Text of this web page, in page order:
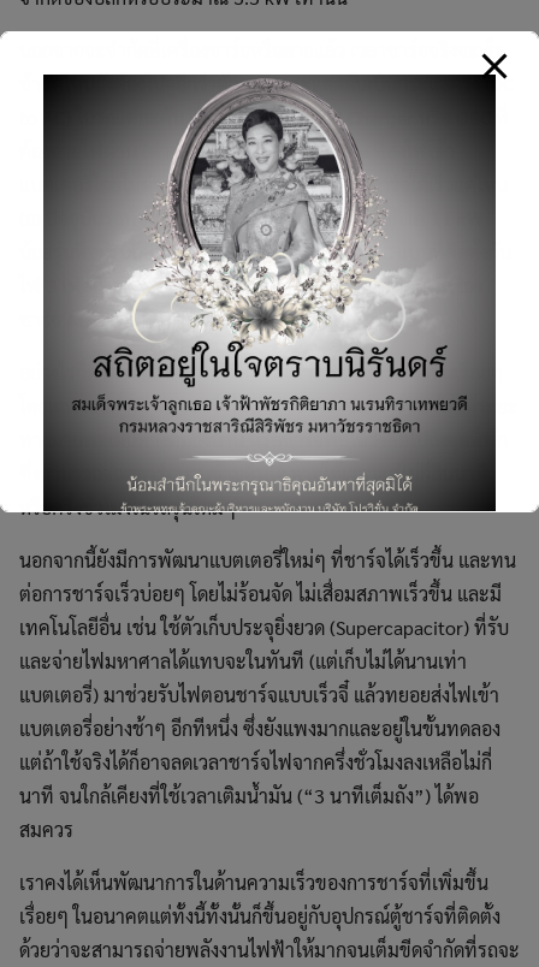
นอกจากจะจำกัดที่เครื่องชาร์จหรือสายแล้ว เวลาชาร์จจริงจะเร็ว
ช้าแค่ไหนยังต้องไปดูอีกว่าตัวแปลงกระแสสลับเป็นกระแสตรง (DC
to AC) ในรถแต่ละคัน ที่เรียกว่า On-Board Charger หรือ OBC ที่
ต้องจ่ายไฟผ่าน (ต่างกับแบบ DC Fast Charge ที่ส่งไฟเข้า
แบตเตอรี่โดยไม่ผ่าน OBC) สามารถรองรับการชาร์จได้เร็วแค่ไหน
(ณ ปัจจุบันรถทั่วไปประมาณ 7 KWh รุ่นเร็วหน่อยก็แค่ 11 kW
น้อยรุ่นที่จะรับถึง 22 kW ที่ต้องใช้เครื่องชาร์จ AC แบบที่ติดตั้งกับ
ไฟ 3 เฟสถึงจะได้ ถึงบอกในตอนก่อนนี้ว่าวันนี้การติดตั้งเครื่อง
ชาร์จ AC 3 เฟสยังอาจไม่จำเป็น แต่อนาคตก็เป็นไปได้)
อย่างไรก็ตามจากเทคโนโลยีที่ดีขึ้นก็ทำให้การชาร์จเร็วขึ้นเรื่อยๆ
โดยเฉพาะอย่างยิ่งการชาร์จไม่เต็ม 100% เช่น ชาร์จแค่ให้ได้ระยะ
ทางมากพอเดินทางต่อถึงบ้าน หรือชาร์จพอให้วิ่งต่อไปถึงจุดที่พัก
ซึ่งสามารถจอดชาร์จนานข้ามคืนได้ อาจใช้เวลาแค่ไม่กี่สิบนาที
หรือครึ่งชั่วโมงในรถรุ่นใหม่ๆ
นอกจากนี้ยังมีการพัฒนาแบตเตอรี่ใหม่ๆ ที่ชาร์จได้เร็วขึ้น และทน
ต่อการชาร์จเร็วบ่อยๆ โดยไม่ร้อนจัด ไม่เสื่อมสภาพเร็วขึ้น และมี
เทคโนโลยีอื่น เช่น ใช้ตัวเก็บประจุยิ่งยวด (Supercapacitor) ที่รับ
และจ่ายไฟมหาศาลได้แทบจะในทันที (แต่เก็บไม่ได้นานเท่า
แบตเตอรี่) มาช่วยรับไฟตอนชาร์จแบบเร็วจี๋ แล้วทยอยส่งไฟเข้า
แบตเตอรี่อย่างช้าๆ อีกทีหนึ่ง ซึ่งยังแพงมากและอยู่ในขั้นทดลอง
แต่ถ้าใช้จริงได้ก็อาจลดเวลาชาร์จไฟจากครึ่งชั่วโมงลงเหลือไม่กี่
นาที จนใกล้เคียงที่ใช้เวลาเติมน้ำมัน (“3 นาทีเต็มถัง”) ได้พอ
สมควร
เราคงได้เห็นพัฒนาการในด้านความเร็วของการชาร์จที่เพิ่มขึ้น
เรื่อยๆ ในอนาคตแต่ทั้งนี้ทั้งนั้นก็ขึ้นอยู่กับอุปกรณ์ตู้ชาร์จที่ติดตั้ง
ด้วยว่าจะสามารถจ่ายพลังงานไฟฟ้าให้มากจนเต็มขีดจำกัดที่รถจะ
This will close in6seconds